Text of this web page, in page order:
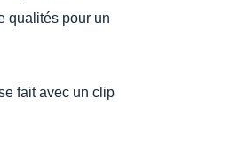
qualités pour un
fait avec un clip